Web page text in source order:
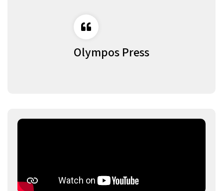
Olympos Press